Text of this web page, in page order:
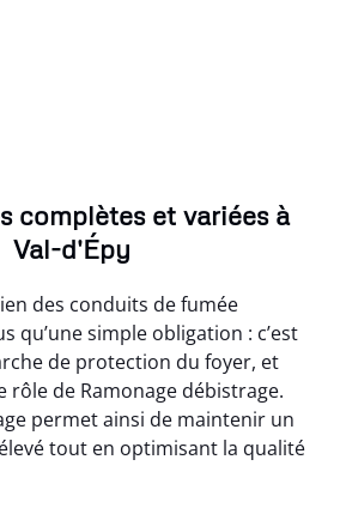
complètes et variées à
Val-d'Épy
des conduits de fumée
qu’une simple obligation : c’est
de protection du foyer, et
rôle de Ramonage débistrage.
permet ainsi de maintenir un
tout en optimisant la qualité